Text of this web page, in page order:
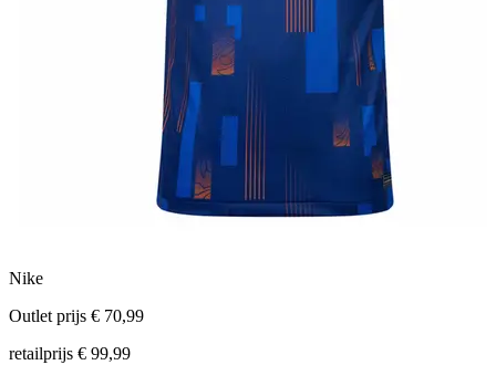
Nike
Outlet prijs € 70,99
retailprijs € 99,99